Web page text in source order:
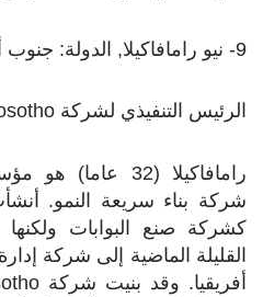
9- نيو رامافاكيلا, الدولة: جنوب أفريقيا
الرئيس التنفيذي لشركة
رامافاكيلا (32 عاما) هو مؤسس
كشركة صنع البوابات
القليلة الماضية إلى شركة
أفريقيا. وقد بنيت شركة